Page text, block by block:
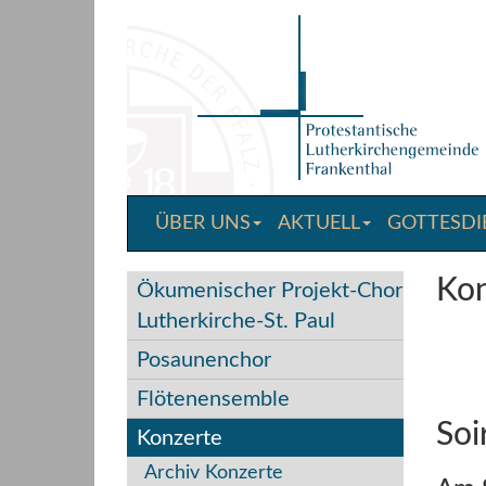
ÜBER UNS AKTUELL
Ökumenischer Projekt-Chor
Lutherkirche-St. Paul
Posaunenchor
Flötenensemble
Konzerte
Archiv Konzerte